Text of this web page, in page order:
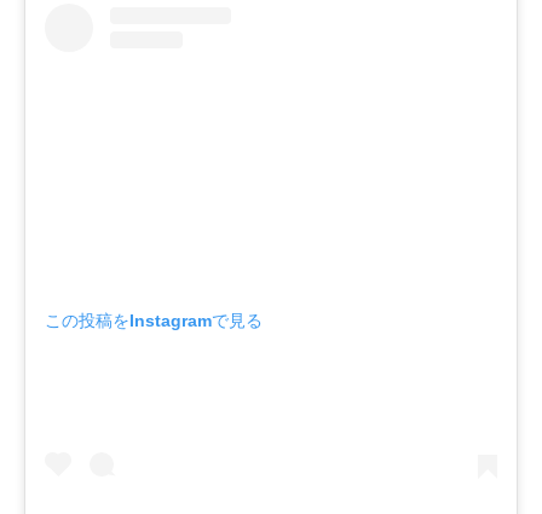
この投稿をInstagramで見る